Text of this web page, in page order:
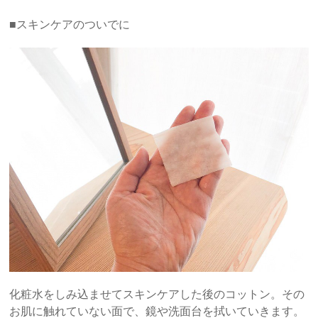
■スキンケアのついでに
化粧水をしみ込ませてスキンケアした後のコットン。その
お肌に触れていない面で、鏡や洗面台を拭いていきます。